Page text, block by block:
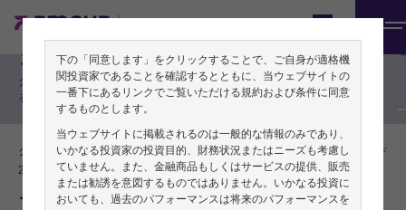
グローバル株式戦略
グローバル株式によ
るリサーチレポート
グローバル株式チーム
2025年02月14日
PDFをダウンロード
フューチャー・クオリティ・インサイ
下の「同意します」をクリックすることで、ご自身が適格機
関投資家であることを確認するとともに、当ウェブサイトの
一番下にあるリンクでご覧いただける規約および条件に同意
するものとします。
当ウェブサイトに掲載されるのは一般的な情報のみであり、
いかなる投資家の投資目的、財務状況またはニーズも考慮し
ていません。また、金融商品もしくはサービスの提供、販売
または勧誘を意図するものではありません。いかなる投資に
おいても、過去のパフォーマンスは将来のパフォーマンスを